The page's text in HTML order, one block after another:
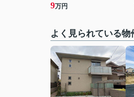
9万円
よく見られている物